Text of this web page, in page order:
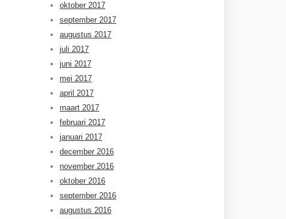
oktober 2017
september 2017
augustus 2017
juli 2017
juni 2017
mei 2017
april 2017
maart 2017
februari 2017
januari 2017
december 2016
november 2016
oktober 2016
september 2016
augustus 2016